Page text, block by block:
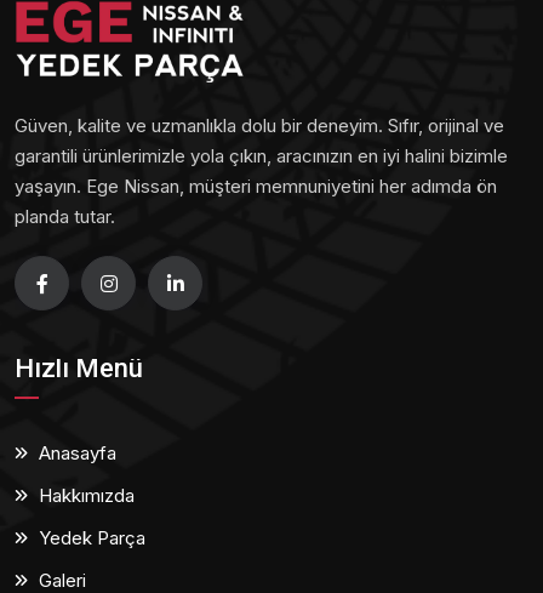
Güven, kalite ve uzmanlıkla dolu bir deneyim. Sıfır, orijinal ve
garantili ürünlerimizle yola çıkın, aracınızın en iyi halini bizimle
yaşayın. Ege Nissan, müşteri memnuniyetini her adımda ön
planda tutar.
Hızlı Menü
Anasayfa
Hakkımızda
Yedek Parça
Galeri